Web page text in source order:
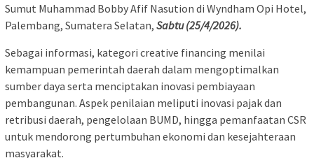
Sumut Muhammad Bobby Afif Nasution di Wyndham Opi Hotel,
Palembang, Sumatera Selatan, Sabtu (25/4/2026).
Sebagai informasi, kategori creative financing menilai
kemampuan pemerintah daerah dalam mengoptimalkan
sumber daya serta menciptakan inovasi pembiayaan
pembangunan. Aspek penilaian meliputi inovasi pajak dan
retribusi daerah, pengelolaan BUMD, hingga pemanfaatan CSR
untuk mendorong pertumbuhan ekonomi dan kesejahteraan
masyarakat.